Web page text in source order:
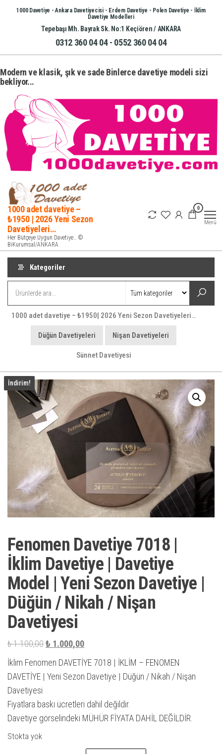
İçeriğe1000 Davetiye - Ankara Davetiyecisi - Erdem Davetiye - Polen Davetiye - İklim
Davetiye Modelleri
Tepebaşı Mh. Bayrak Sk. No:1 Keçiören / ANKARA
0312 360 04 04 - 0552 360 04 04
Modern ve klasik, şık ve sade Binlerce davetiye modeli sizi
bekliyor...
1000 adet davetiye –
₺1950 | 2026 Yeni Sezon
Davetiyeleri…
Her Bütçeye Uygun Davetiye… ©
BiKurumsal/ANKARA
0
Menü
Kategoriler
1000 adet davetiye – ₺1950| 2026 Yeni Sezon Davetiyeleri…
Düğün Davetiyeleri Nişan Davetiyeleri
Sünnet Davetiyesi
İndirim!
Fenomen Davetiye 7018 |
İklim Davetiye | Davetiye
Model | Yeni Sezon Davetiye |
Düğün / Nikah / Nişan
Davetiyesi
₺1.100,00Orijinal
fiyat:
₺ 1.100,00.
₺ 1.000,00Şu
andaki
fiyat:
₺ 1.000,00.
İklim Fenomen DAVETİYE 7018 | İKLİM – FENOMEN
DAVETİYE | Yeni Sezon Davetiye | Düğün / Nikah / Nişan
Davetiyesi
Fiyatlara baskı ücretleri dahil değildir.
Davetiye görselindeki MÜHÜR FİYATA DAHİL DEĞİLDİR.
Stokta yok